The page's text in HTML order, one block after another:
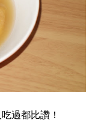
過都比讚！